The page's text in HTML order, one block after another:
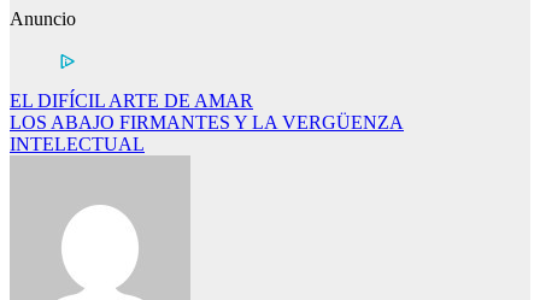
Anuncio
Navegación
de
EL DIFÍCIL ARTE DE AMAR
LOS ABAJO FIRMANTES Y LA VERGÜENZA
INTELECTUAL